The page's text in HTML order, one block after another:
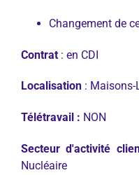
Changement de
Contrat : en CDI
Localisation :
Télétravail : NON
Secteur d'activité
Nucléaire